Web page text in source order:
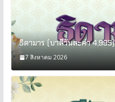
ธิดามาร (บาลีวันละคำ 4,995)
7 สิงหาคม 2026